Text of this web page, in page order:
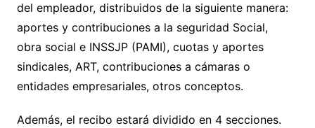
del empleador, distribuidos de la siguiente manera:
aportes y contribuciones a la seguridad Social,
obra social e INSSJP (PAMI), cuotas y aportes
sindicales, ART, contribuciones a cámaras o
entidades empresariales, otros conceptos.
Además, el recibo estará dividido en 4 secciones.